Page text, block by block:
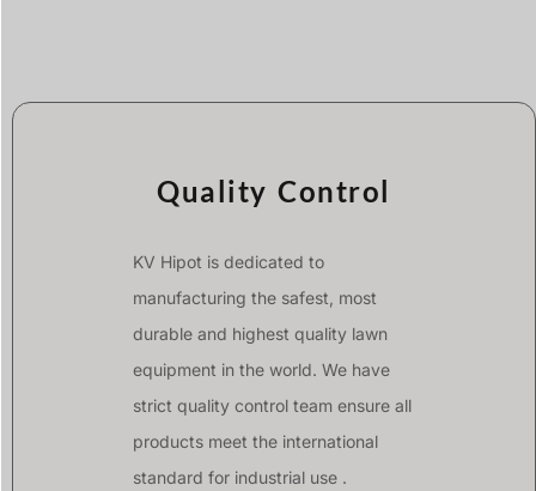
Quality Control
KV Hipot is dedicated to
manufacturing the safest, most
durable and highest quality lawn
equipment in the world. We have
strict quality control team ensure all
products meet the international
standard for industrial use .